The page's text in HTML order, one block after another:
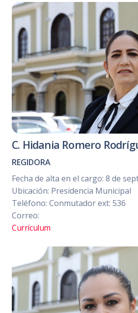
C. Hidania Romero
REGIDORA
Fecha de alta en el cargo: 8 de
Ubicación: Presidencia Municipal
Teléfono: Conmutador ext: 536
Correo:
Currículum